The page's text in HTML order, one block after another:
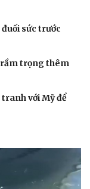
sức trước
trọng thêm
với Mỹ để